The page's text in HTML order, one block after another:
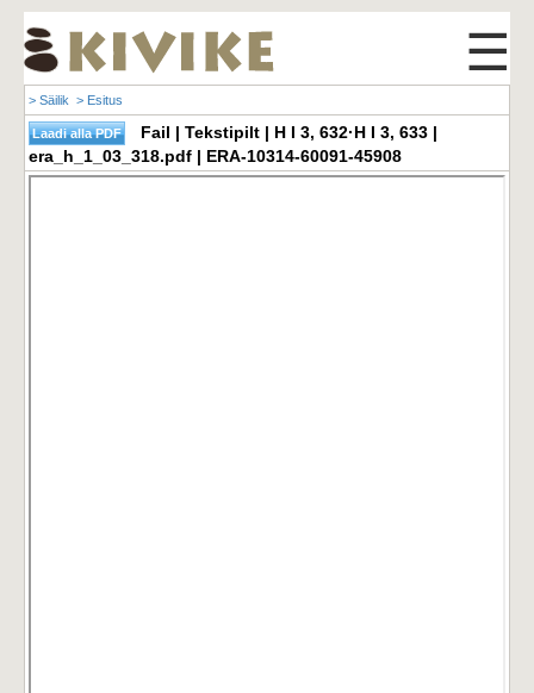
☰
> Säilik > Esitus
Fail | Tekstipilt | H I 3, 632·H I 3, 633 |
era_h_1_03_318.pdf | ERA-10314-60091-45908